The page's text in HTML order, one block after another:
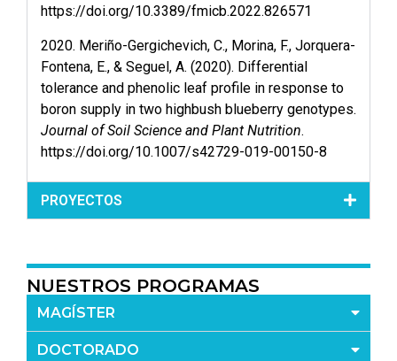
https://doi.org/10.3389/fmicb.2022.826571
2020. Meriño-Gergichevich, C., Morina, F., Jorquera-
Fontena, E., & Seguel, A. (2020). Differential
tolerance and phenolic leaf profile in response to
boron supply in two highbush blueberry genotypes.
Journal of Soil Science and Plant Nutrition.
https://doi.org/10.1007/s42729-019-00150-8
PROYECTOS
NUESTROS PROGRAMAS
MAGÍSTER
DOCTORADO